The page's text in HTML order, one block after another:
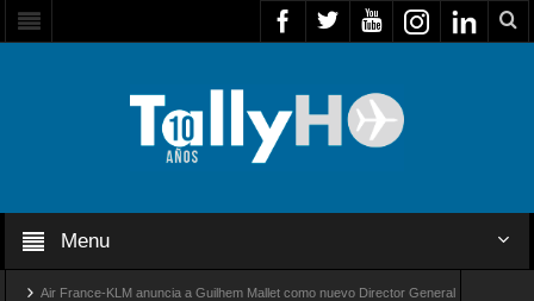
Menu
Air France-KLM anuncia a Guilhem Mallet como nuevo Director General para América